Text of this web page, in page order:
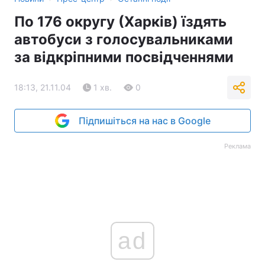
По 176 округу (Харків) їздять
автобуси з голосувальниками
за відкріпними посвідченнями
18:13, 21.11.04 1 хв. 0
Підпишіться на нас в Google
Реклама
ad